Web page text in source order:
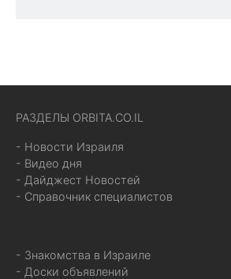
РАЗДЕЛЫ ORBITA.CO.IL
- Новости Израиля
- Видео дня
- Дайджест Новостей
- Справочник специалистов
- Знакомства в Израиле
- Доски объявлений